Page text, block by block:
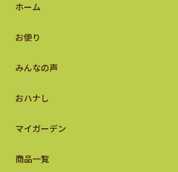
ホーム
お便り
みんなの声
おハナし
マイガーデン
商品一覧